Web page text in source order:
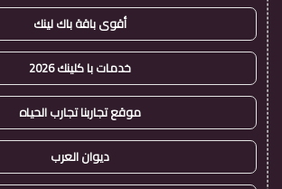
أقوى باقة باك لينك
خدمات با كلينك 2026
موقع تجاربنا تجارب الحياه
ديوان العرب